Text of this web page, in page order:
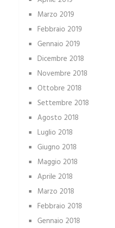
Marzo 2019
Febbraio 2019
Gennaio 2019
Dicembre 2018
Novembre 2018
Ottobre 2018
Settembre 2018
Agosto 2018
Luglio 2018
Giugno 2018
Maggio 2018
Aprile 2018
Marzo 2018
Febbraio 2018
Gennaio 2018